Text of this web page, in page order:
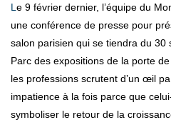
Le 9 février dernier, l’équipe du Mondial du Bâtiment organisaient
une conférence de presse pour
salon parisien qui se tiendra du 30
Parc des expositions de la porte
les professions scrutent d’un œil
impatience à la fois parce que
symboliser le retour de la